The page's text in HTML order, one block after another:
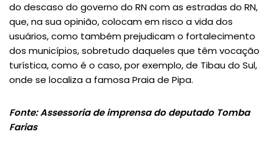
do descaso do governo do RN com as estradas do RN,
que, na sua opinião, colocam em risco a vida dos
usuários, como também prejudicam o fortalecimento
dos municípios, sobretudo daqueles que têm vocação
turística, como é o caso, por exemplo, de Tibau do Sul,
onde se localiza a famosa Praia de Pipa.
Fonte: Assessoria de imprensa do deputado Tomba
Farias